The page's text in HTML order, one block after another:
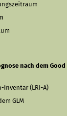
nach dem Good
Inventar (LRI-A)
GLM